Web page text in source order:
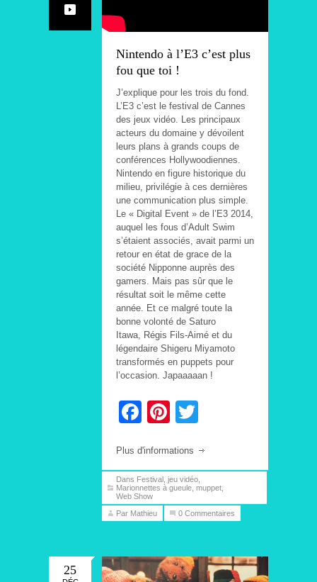
Nintendo à l’E3 c’est plus
fou que toi !
J’explique pour les trois du fond.
L’E3 c’est le festival de Cannes
des jeux vidéo. Les principaux
acteurs du domaine y dévoilent
leurs plans à grands coups de
conférences Hollywoodiennes.
Nintendo en figure historique du
milieu, privilégie à ces dernières
une communication plus simple.
Le « Digital Event » de l’E3 2014,
auquel les fous d’Adult Swim
s’étaient associés, avait parmi un
retour en état de grace de la
société Nipponne auprès des
gamers. Mais pas sûr que le
résultat soit le même cette
année. Et ce malgré toute la
bonne volonté de Saturo
Itawa, Régis Fils-Aimé et du
légendaire Shigeru Miyamoto
transformés en puppets pour
l’occasion. Japaaaaan !
Facebook
Pinterest
Plus d'informations
Dans Festival jeu vidéo
Marionnettes à gueule muppet
Web Show
Par Mathieu
0 Commentaires
25